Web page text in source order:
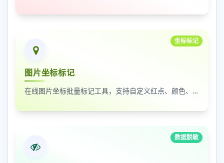
坐标标记
图片坐标标记
在线图片坐标批量标记工具，支持自定义红点、颜色、大小及序号
数据脱敏